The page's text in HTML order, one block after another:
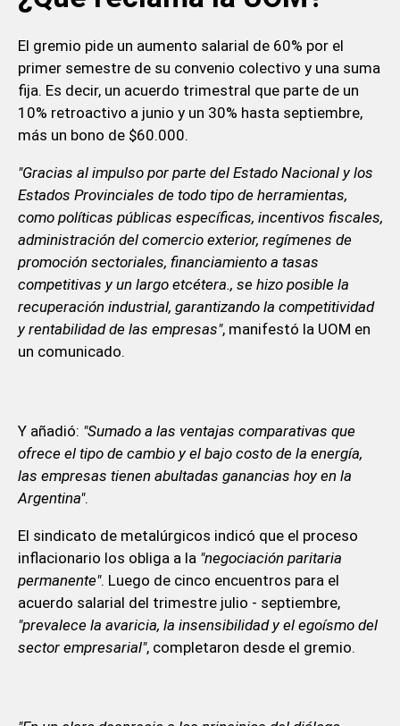
El gremio pide un aumento salarial de 60% por el
primer semestre de su convenio colectivo y una suma
fija. Es decir, un acuerdo trimestral que parte de un
10% retroactivo a junio y un 30% hasta septiembre,
más un bono de $60.000.
"Gracias al impulso por parte del Estado Nacional y los
Estados Provinciales de todo tipo de herramientas,
como políticas públicas específicas, incentivos fiscales,
administración del comercio exterior, regímenes de
promoción sectoriales, financiamiento a tasas
competitivas y un largo etcétera., se hizo posible la
recuperación industrial, garantizando la competitividad
y rentabilidad de las empresas", manifestó la UOM en
un comunicado.
Y añadió: "Sumado a las ventajas comparativas que
ofrece el tipo de cambio y el bajo costo de la energía,
las empresas tienen abultadas ganancias hoy en la
Argentina".
El sindicato de metalúrgicos indicó que el proceso
inflacionario los obliga a la "negociación paritaria
permanente". Luego de cinco encuentros para el
acuerdo salarial del trimestre julio - septiembre,
"prevalece la avaricia, la insensibilidad y el egoísmo del
sector empresarial", completaron desde el gremio.